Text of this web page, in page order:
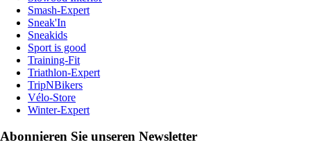
Smash-Expert
Sneak'In
Sneakids
Sport is good
Training-Fit
Triathlon-Expert
TripNBikers
Vélo-Store
Winter-Expert
Abonnieren Sie unseren Newsletter